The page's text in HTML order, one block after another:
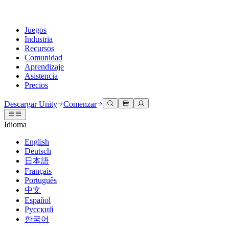
Juegos
Industria
Recursos
Comunidad
Aprendizaje
Asistencia
Precios
Motor de Unity
Crea juegos 2D y 3D para cualquier plataforma
Colaboración
Colabora e itera rápidamente con tu equipo
Descargar Unity
Planes y precios
Implementar
Multiplataforma
Colaboración 3D
Construye y revisa proyectos 3D en tiempo real
Capacitación envolvente
Capacitación en entornos envolventes
Experiencias del cliente
Crea experiencias interactivas en 3D
Industrias
Fabricación
Documentación
Herramientas para desarrolladores
Versiones de lanzamiento y rastreador de problemas
Hoja de ruta
Revisar características próximas
Glosario
Discusiones
Eventos
Eventos globales y locales
Historias de la comunidad
Hecho con Unity
Presentando a los creadores de Unity
Unity Learn
Domina las habilidades de Unity de forma gratuita
Capacitación profesional
Mejora tu equipo con entrenadores de Unity
¿No tienes experiencia con Unity?
Primeros pasos
Pon en marcha tu aprendizaje
Rutas esenciales de Unity
Obtener ayuda
Ayudándote a tener éxito con Unity
Planes de éxito
Alcanza tus metas más rápido con soporte experto
PREGUNTAS FRECUENTES
Respuestas a preguntas comunes
Contáctanos
Conéctate con nuestro equipo
Descargar Unity Comenzar
Idioma
English
Deutsch
日本語
Français
Português
中文
Español
Русский
한국어